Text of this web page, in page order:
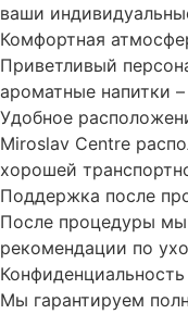
ваши
Комфортная
Приветливый
ароматные напитки
Удобное
Miroslav Centre
хорошей
Поддержка после
После процедуры
рекомендации по
Конфиденциальность
Мы гарантируем